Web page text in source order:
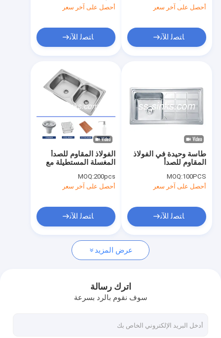
أشرطة فيديو
معلومات عنا
مراقبة الجودة
اتصل بنا
أخبار
حوض مزدوج من الفولاذ المقاوم للصدأ
حوض مطبخ علوي
أحصل على آخر سعر
ﺎﺘﺼﻟ ﺍﻶﻧ
أحصل على آخر سعر
ﺎﺘﺼﻟ ﺍﻶﻧ
الفولاذ المقاوم للصدأ
المغسلة المستطيلة مع
سلة حفرة واحدة تصميم
MOQ:200pcs
أحصل على آخر سعر
ﺎﺘﺼﻟ ﺍﻶﻧ
طاسة وحيدة في الفولاذ
المقاوم للصدأ
MOQ:100PCS
أحصل على آخر سعر
ﺎﺘﺼﻟ ﺍﻶﻧ
عرض المزيد
اترك رسالة
سوف نقوم بالرد بسرعة